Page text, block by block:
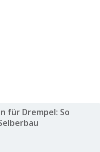
für Drempel: So